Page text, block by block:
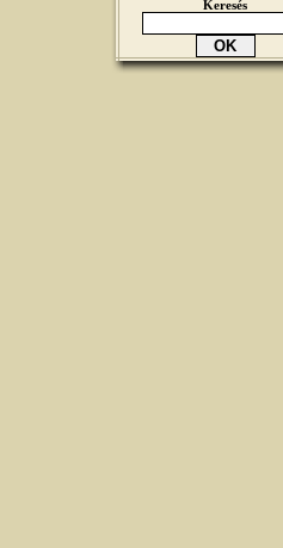
Keresés